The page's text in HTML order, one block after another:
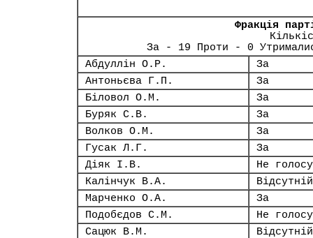
Фракція
За - 19 Проти - 0
Абдуллін О.Р.
За
Антоньєва Г.П.
За
Біловол О.М.
За
Буряк С.В.
За
Волков О.М.
За
Гусак Л.Г.
За
Діяк І.В.
Не
Калінчук В.А.
Відсутній
Марченко О.А.
За
Подобєдов С.М.
Не
Сацюк В.М.
Відсутній